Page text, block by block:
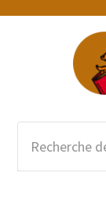
Passer
Passer
Passer